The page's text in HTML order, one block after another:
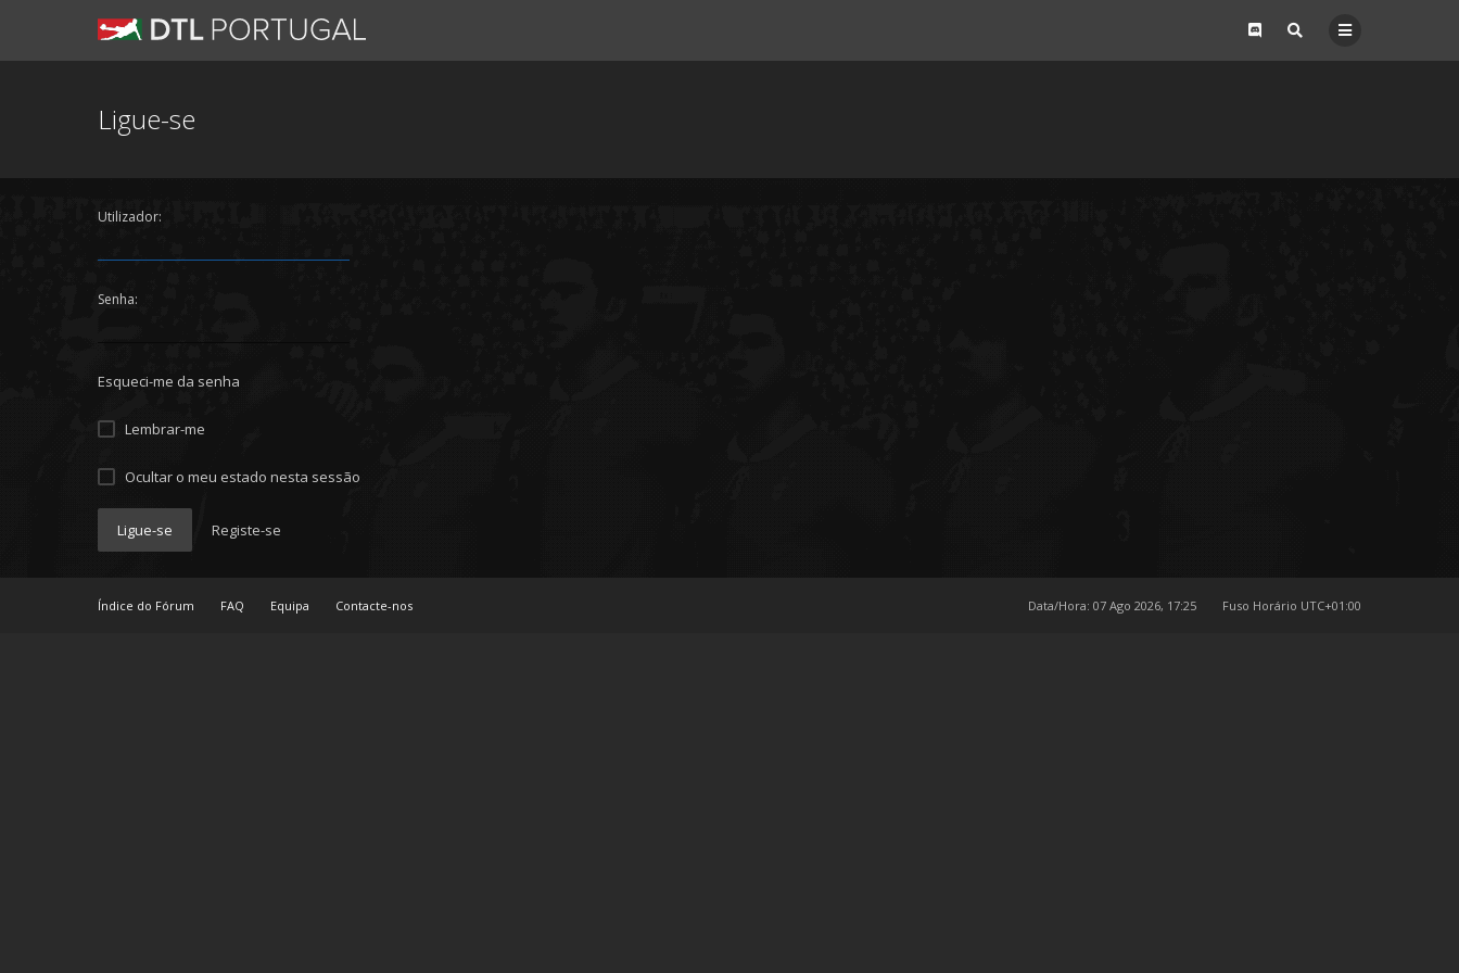
Ligue-se
Utilizador:
Senha:
Esqueci-me da senha
Lembrar-me
Ocultar o meu estado nesta sessão
Ligue-se Registe-se
Índice do Fórum FAQ Equipa Contacte-nos Fuso Horário UTC+01:00
Data/Hora: 07 Ago 2026, 17:25